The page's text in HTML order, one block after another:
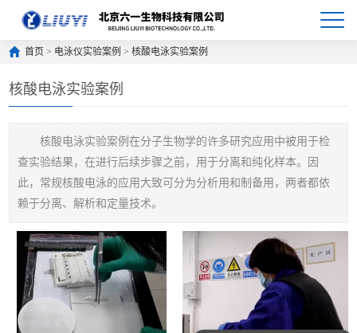
首页 > 电泳仪实验案例 >核酸电泳实验案例
核酸电泳实验案例
核酸电泳实验案例在分子生物学的许多研究应用中被用于检
查实验结果，在进行后续步骤之前，用于分离和纯化样本。因
此，常规核酸电泳的应用大致可分为分析用和制备用，两者都依
赖于分离、解析和定量技术。